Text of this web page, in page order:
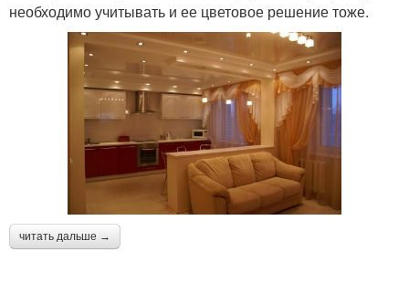
необходимо учитывать и ее цветовое решение тоже.
читать дальше →